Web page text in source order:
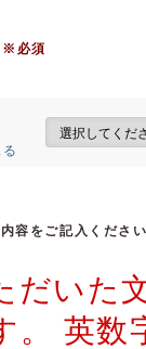
※必須
容をご記入くださ
だいた
。 英数